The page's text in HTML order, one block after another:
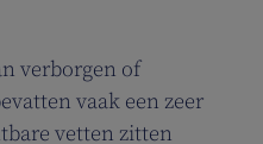
verborgen of
vaak een zeer
vetten zitten